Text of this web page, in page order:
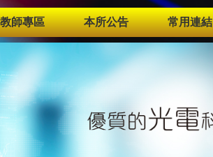
教師專區 本所公告 常用連結